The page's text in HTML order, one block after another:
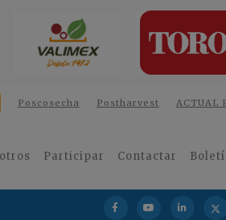
Poscosecha Postharvest ACTUAL
Participar Contactar